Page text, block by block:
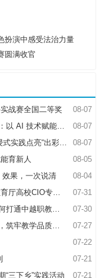
扮演中感受法治力量
圆满收官
08-07
战赛全国二等奖
08-07
赋能品牌全域传播
08-07
“出彩中原”实践路
08-05
育新人
08-04
果，一次说清
07-31
AI赋能高等教育新路径
07-30
作的“最后一公里”
07-27
教学品质基石
07-22
07-21
07-21
“三下乡”实践活动